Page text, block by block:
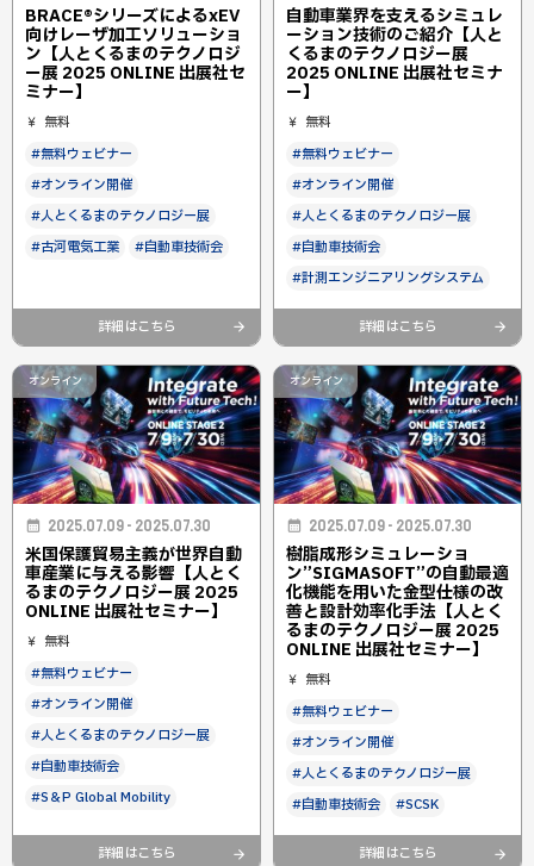
BRACE®シリーズによるxEV
向けレーザ加工ソリューショ
ン【人とくるまのテクノロジ
ー展 2025 ONLINE 出展社セ
ミナー】
無料
#無料ウェビナー
#オンライン開催
#人とくるまのテクノロジー展
#古河電気工業
#自動車技術会
詳細はこちら
自動車業界を支えるシミュレ
ーション技術のご紹介【人と
くるまのテクノロジー展
2025 ONLINE 出展社セミナ
ー】
無料
#無料ウェビナー
#オンライン開催
#人とくるまのテクノロジー展
#自動車技術会
#計測エンジニアリングシステム
詳細はこちら
オンライン
2025.07.09 - 2025.07.30
米国保護貿易主義が世界自動
車産業に与える影響【人とく
るまのテクノロジー展 2025
ONLINE 出展社セミナー】
無料
#無料ウェビナー
#オンライン開催
#人とくるまのテクノロジー展
#自動車技術会
#S＆P Global Mobility
詳細はこちら
オンライン
2025.07.09 - 2025.07.30
樹脂成形シミュレーショ
ン”SIGMASOFT”の自動最適
化機能を用いた金型仕様の改
善と設計効率化手法【人とく
るまのテクノロジー展 2025
ONLINE 出展社セミナー】
無料
#無料ウェビナー
#オンライン開催
#人とくるまのテクノロジー展
#自動車技術会
#SCSK
詳細はこちら